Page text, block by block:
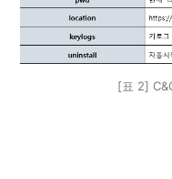
[표 2]